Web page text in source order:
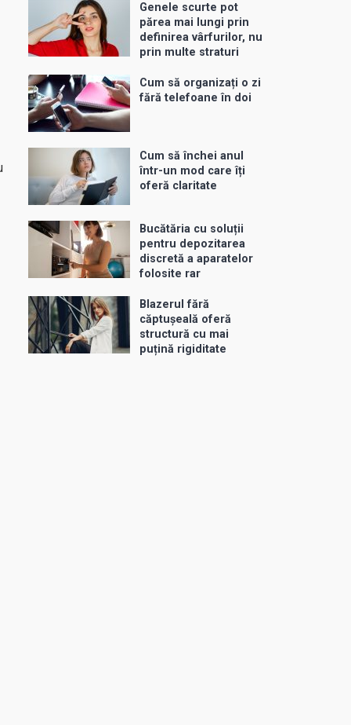
Genele scurte pot
părea mai lungi prin
definirea vârfurilor, nu
prin multe straturi
Cum să organizați o zi
fără telefoane în doi
Cum să închei anul
într-un mod care îți
oferă claritate
Bucătăria cu soluții
pentru depozitarea
discretă a aparatelor
folosite rar
Blazerul fără
căptușeală oferă
structură cu mai
puțină rigiditate